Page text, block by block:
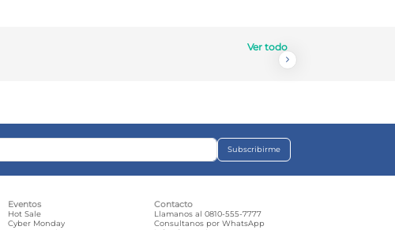
Ver todo
Subscribirme
Eventos
Hot Sale
Cyber Monday
Contacto
Llamanos al 0810-555-7777
Consultanos por WhatsApp